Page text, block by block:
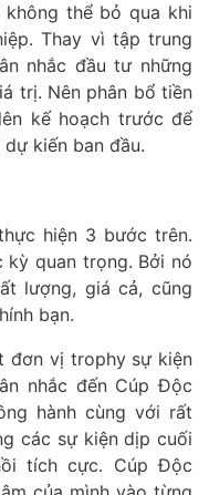
thể bỏ qua khi
Thay vì tập trung
nhắc đầu tư những
trị. Nên phân bổ tiền
kế hoạch trước để
kiến ban đầu.
hiện 3 bước trên.
kỳ quan trọng. Bởi nó
lượng, giá cả, cũng
bạn.
đơn vị trophy sự kiện
nhắc đến Cúp Độc
hành cùng với rất
các sự kiện dịp cuối
tích cực. Cúp Độc